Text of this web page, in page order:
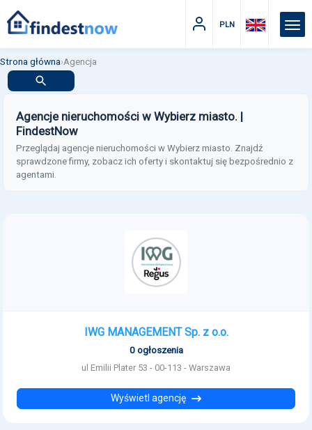
PLN
Strona główna›Agencja
Agencje nieruchomości w Wybierz miasto. |
FindestNow
Przeglądaj agencje nieruchomości w Wybierz miasto. Znajdź
sprawdzone firmy, zobacz ich oferty i skontaktuj się bezpośrednio z
agentami.
IWG MANAGEMENT Sp. z o.o.
0 ogłoszenia
ul Emilii Plater 53 - 00-113 - Warszawa
Wyświetl agencję